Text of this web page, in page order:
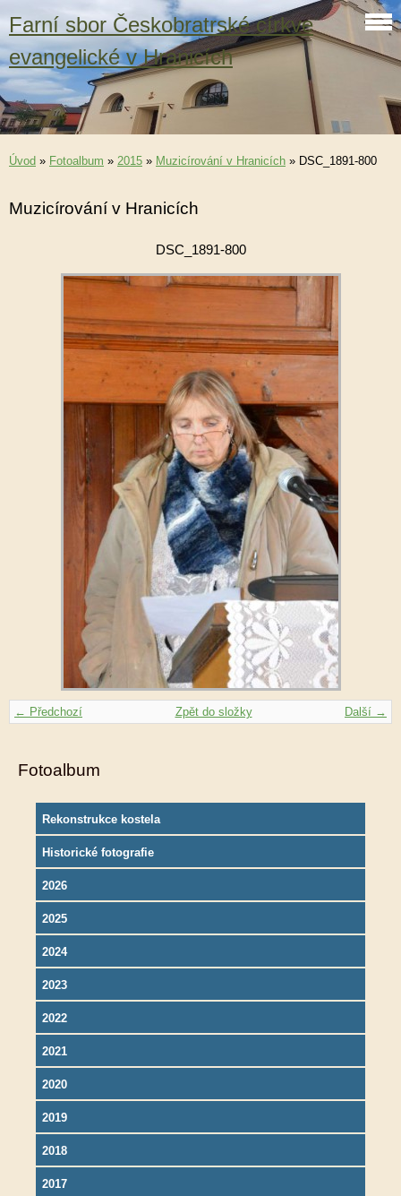
Farní sbor Českobratrské církve
evangelické v Hranicích
Úvod » Fotoalbum » 2015 » Muzicírování v Hranicích » DSC_1891-800
Muzicírování v Hranicích
DSC_1891-800
← Předchozí Další →
Zpět do složky
Fotoalbum
Rekonstrukce kostela
Historické fotografie
2026
2025
2024
2023
2022
2021
2020
2019
2018
2017